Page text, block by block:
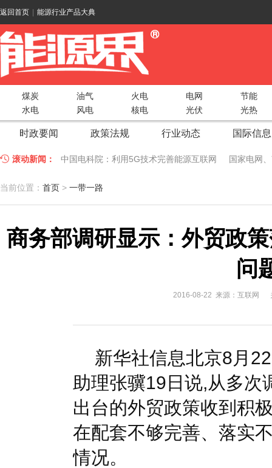
返回首页 能源行业产品大典
煤炭 油气 火电 电网
节能
水电
风电 核电 光伏 光热
时政要闻 政策法规 行业动态 国际信息
滚动新闻： 中国电科院：利用5G技术完善能源互联网 国家电网
江苏车牛山岛智能微电网验收投运
因储能而智慧，为储能而创新——第五届国际储能峰会
低温冷凝技术助力大气污染防治，打造清洁型绿色工业
碧桂园打造新能源汽车小镇 构筑电动汽车生态圈 新
湖北竹
当前位置： 首页 > 一带一路
商务部调研显示：外贸政
问
2016-08-22 来源：互联网
新华社信息北京8月
助理张骥19日说,从多次
出台的外贸政策收到积
在配套不够完善、落实
情况。